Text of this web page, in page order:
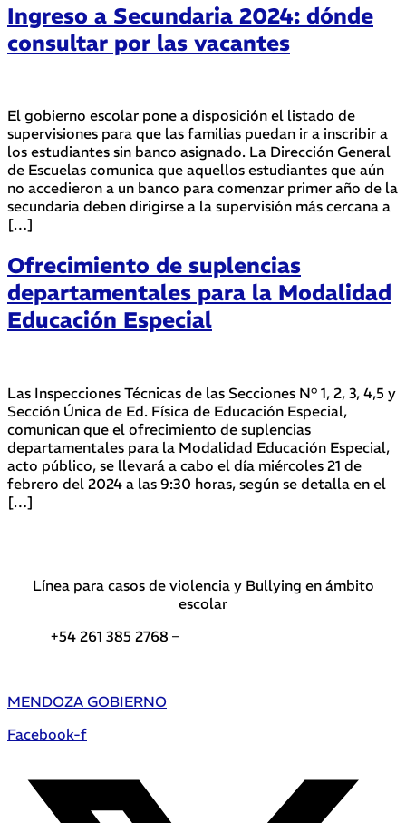
Ingreso a Secundaria 2024: dónde
consultar por las vacantes
El gobierno escolar pone a disposición el listado de
supervisiones para que las familias puedan ir a inscribir a
los estudiantes sin banco asignado. La Dirección General
de Escuelas comunica que aquellos estudiantes que aún
no accedieron a un banco para comenzar primer año de la
secundaria deben dirigirse a la supervisión más cercana a
[…]
Ofrecimiento de suplencias
departamentales para la Modalidad
Educación Especial
Las Inspecciones Técnicas de las Secciones N° 1, 2, 3, 4,5 y
Sección Única de Ed. Física de Educación Especial,
comunican que el ofrecimiento de suplencias
departamentales para la Modalidad Educación Especial,
acto público, se llevará a cabo el día miércoles 21 de
febrero del 2024 a las 9:30 horas, según se detalla en el
[…]
Línea para casos de violencia y Bullying en ámbito
escolar
+54 261 385 2768 –
MENDOZA GOBIERNO
Facebook-f